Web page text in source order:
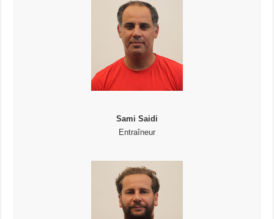
Sami Saidi
Entraîneur